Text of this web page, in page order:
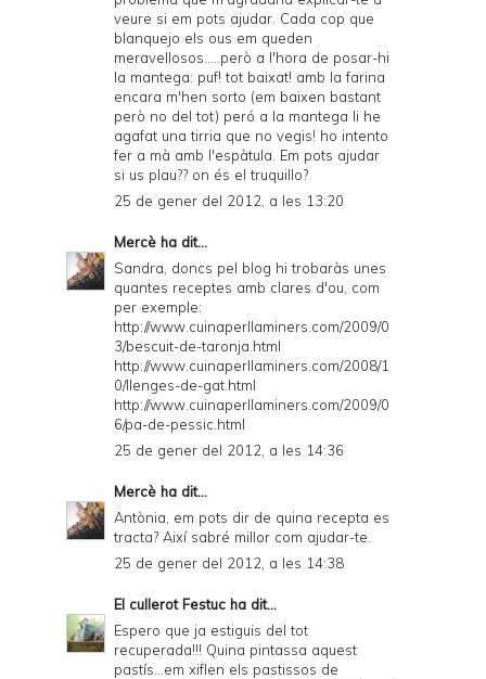
veure si em pots ajudar. Cada cop que
blanquejo els ous em queden
meravellosos.....però a l'hora de posar-hi
la mantega: puf! tot baixat! amb la farina
encara m'hen sorto (em baixen bastant
però no del tot) peró a la mantega li he
agafat una tirria que no vegis! ho intento
fer a mà amb l'espàtula. Em pots ajudar
si us plau?? on és el truquillo?
25 de gener del 2012, a les 13:20
Mercè ha dit...
Sandra, doncs pel blog hi trobaràs unes
quantes receptes amb clares d'ou, com
per exemple:
http://www.cuinaperllaminers.com/2009/0
3/bescuit-de-taronja.html
http://www.cuinaperllaminers.com/2008/1
0/llenges-de-gat.html
http://www.cuinaperllaminers.com/2009/0
6/pa-de-pessic.html
25 de gener del 2012, a les 14:36
Mercè ha dit...
Antònia, em pots dir de quina recepta es
tracta? Així sabré millor com ajudar-te.
25 de gener del 2012, a les 14:38
El cullerot Festuc ha dit...
Espero que ja estiguis del tot
recuperada!!! Quina pintassa aquest
pastís...em xiflen els pastissos de